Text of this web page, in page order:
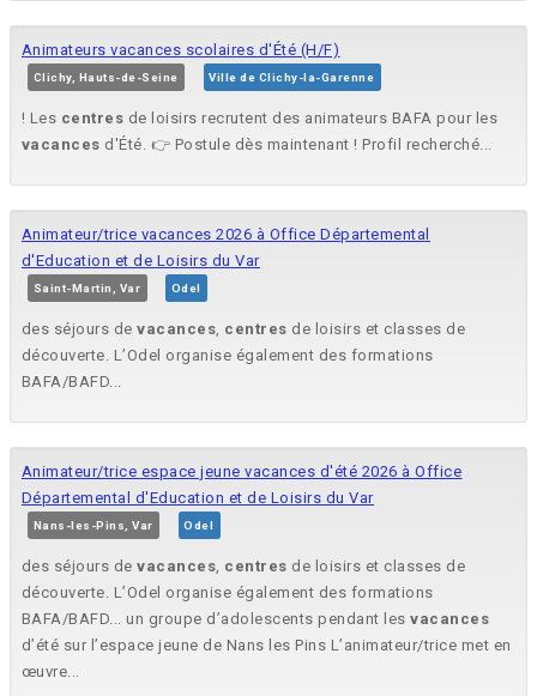
Animateurs vacances scolaires d'Été (H/F)
Clichy, Hauts-de-Seine Ville de Clichy-la-Garenne
! Les centres de loisirs recrutent des animateurs BAFA pour les
vacances d'Été. 👉 Postule dès maintenant ! Profil recherché...
Animateur/trice vacances 2026 à Office Départemental
d'Education et de Loisirs du Var
Saint-Martin, Var Odel
des séjours devacances, centres de loisirs et classes de
découverte. L’Odel organise également des formations
BAFA/BAFD...
Animateur/trice espace jeune vacances d'été 2026 à Office
Départemental d'Education et de Loisirs du Var
Nans-les-Pins, Var Odel
des séjours devacances, centres de loisirs et classes de
découverte. L’Odel organise également des formations
BAFA/BAFD... un groupe d’adolescents pendant lesvacances
d’été sur l’espace jeune de Nans les Pins L’animateur/trice met en
œuvre...